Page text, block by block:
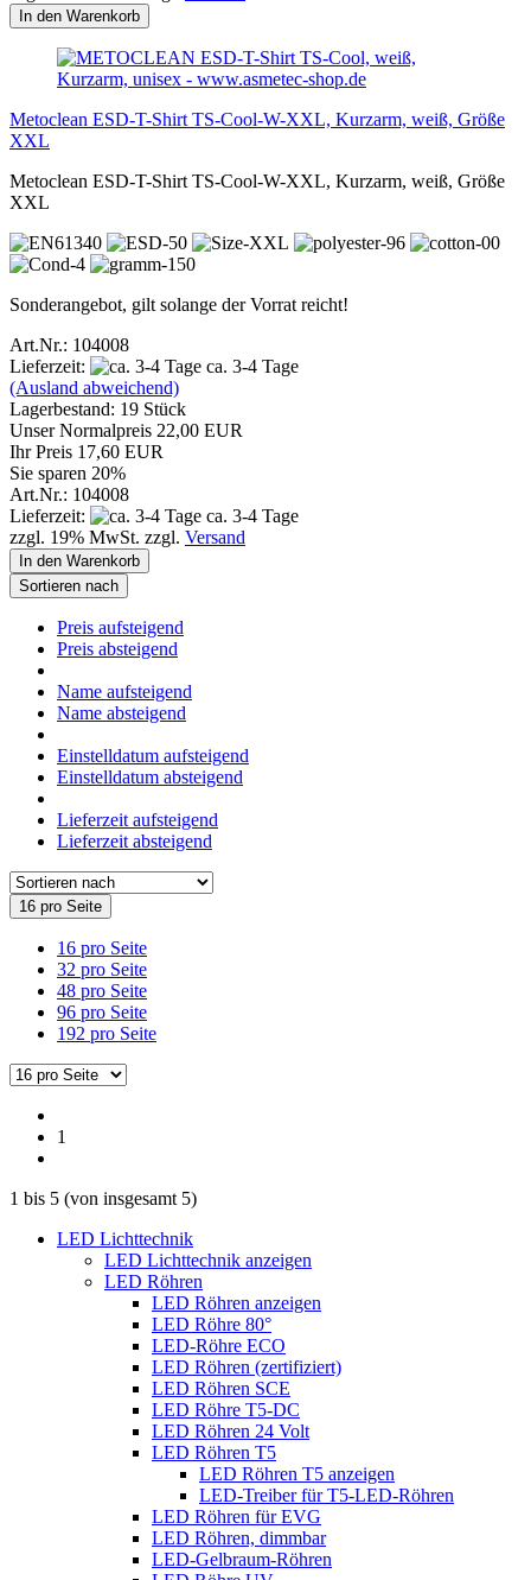
In den Warenkorb
Metoclean ESD-T-Shirt TS-Cool-W-XXL, Kurzarm, weiß, Größe
XXL
Metoclean ESD-T-Shirt TS-Cool-W-XXL, Kurzarm, weiß, Größe
XXL
Sonderangebot, gilt solange der Vorrat reicht!
Art.Nr.: 104008
Lieferzeit:
ca. 3-4 Tage
(Ausland abweichend)
Lagerbestand: 19 Stück
Unser Normalpreis 22,00 EUR
Ihr Preis 17,60 EUR
Sie sparen 20%
Art.Nr.: 104008
Lieferzeit:
ca. 3-4 Tage
zzgl. 19% MwSt. zzgl. Versand
In den Warenkorb
Sortieren nach
Preis aufsteigend
Preis absteigend
Name aufsteigend
Name absteigend
Einstelldatum aufsteigend
Einstelldatum absteigend
Lieferzeit aufsteigend
Lieferzeit absteigend
16 pro Seite
16 pro Seite
32 pro Seite
48 pro Seite
96 pro Seite
192 pro Seite
1
1 bis 5 (von insgesamt 5)
LED Lichttechnik
LED Lichttechnik anzeigen
LED Röhren
LED Röhren anzeigen
LED Röhre 80°
LED-Röhre ECO
LED Röhren (zertifiziert)
LED Röhren SCE
LED Röhre T5-DC
LED Röhren 24 Volt
LED Röhren T5
LED Röhren T5 anzeigen
LED-Treiber für T5-LED-Röhren
LED Röhren für EVG
LED Röhren, dimmbar
LED-Gelbraum-Röhren